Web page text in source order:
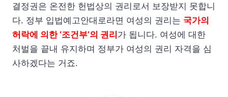
결정권은 온전한 헌법상의 권리로서 보장받지 못합니
다. 정부 입법예고안대로라면 여성의 권리는 국가의
허락에 의한 ‘조건부’의 권리가 됩니다. 여성에 대한
처벌을 끝내 유지하며 정부가 여성의 권리 자격을 심
사하겠다는 거죠.